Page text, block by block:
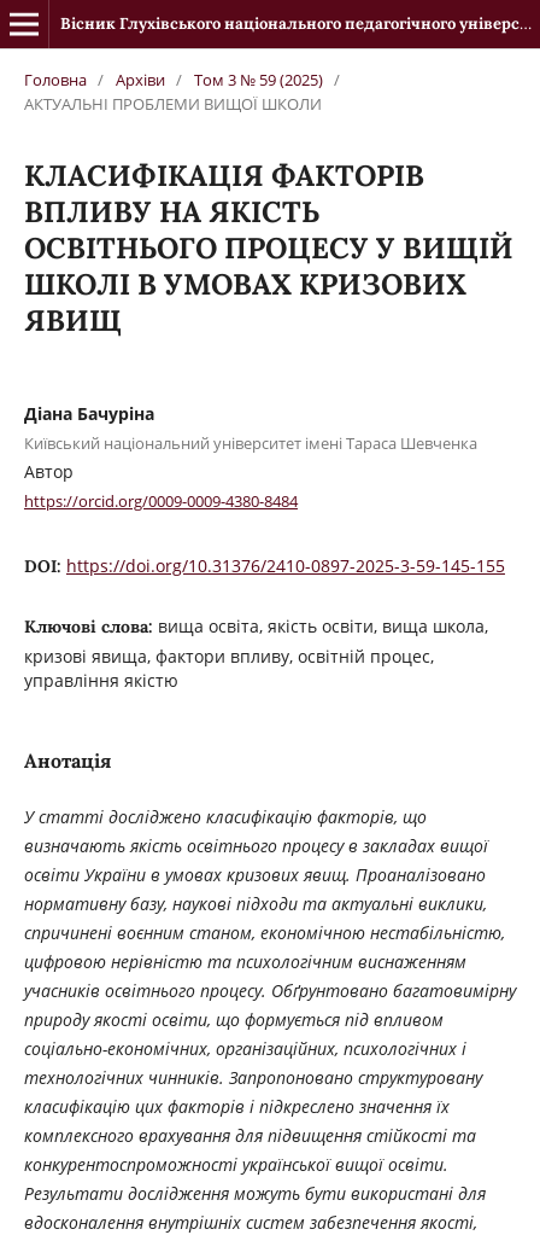
Вісник Глухівського національного педагогічного університету імені Олександра Довженка
Головна / Архіви / Том 3 № 59 (2025) /
АКТУАЛЬНІ ПРОБЛЕМИ ВИЩОЇ ШКОЛИ
КЛАСИФІКАЦІЯ ФАКТОРІВ
ВПЛИВУ НА ЯКІСТЬ
ОСВІТНЬОГО ПРОЦЕСУ У ВИЩІЙ
ШКОЛІ В УМОВАХ КРИЗОВИХ
ЯВИЩ
Діана Бачуріна
Київський національний університет імені Тараса Шевченка
Автор
https://orcid.org/0009-0009-4380-8484
DOI: https://doi.org/10.31376/2410-0897-2025-3-59-145-155
Ключові слова: вища освіта, якість освіти, вища школа,
кризові явища, фактори впливу, освітній процес,
управління якістю
Анотація
У статті досліджено класифікацію факторів, що
визначають якість освітнього процесу в закладах вищої
освіти України в умовах кризових явищ. Проаналізовано
нормативну базу, наукові підходи та актуальні виклики,
спричинені воєнним станом, економічною нестабільністю,
цифровою нерівністю та психологічним виснаженням
учасників освітнього процесу. Обґрунтовано багатовимірну
природу якості освіти, що формується під впливом
соціально-економічних, організаційних, психологічних і
технологічних чинників. Запропоновано структуровану
класифікацію цих факторів і підкреслено значення їх
комплексного врахування для підвищення стійкості та
конкурентоспроможності української вищої освіти.
Результати дослідження можуть бути використані для
вдосконалення внутрішніх систем забезпечення якості,